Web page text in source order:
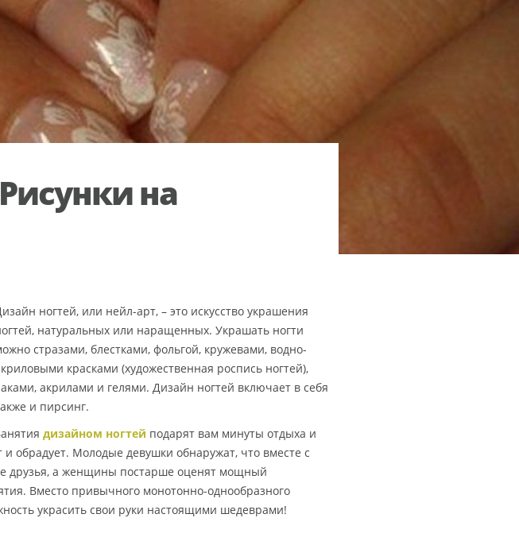
на
ногтей, или нейл-арт, – это искусство украшения
натуральных или наращенных. Украшать ногти
стразами, блестками, фольгой, кружевами, водно-
красками (художественная роспись ногтей),
акрилами и гелями. Дизайн ногтей включает в себя
и пирсинг.
дизайном ногтей подарят вам минуты отдыха и
и обрадует. Молодые девушки обнаружат, что вместе с
друзья, а женщины постарше оценят мощный
Вместо привычного монотонно-однообразного
украсить свои руки настоящими шедеврами!